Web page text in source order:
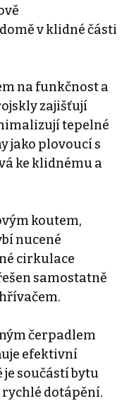
v klidné části
na funkčnost a
zajišťují
tepelné
jako plovoucí s
ke klidnému a
koutem,
nucené
cirkulace
samostatně
čerpadlem
efektivní
součástí bytu
dotápění.